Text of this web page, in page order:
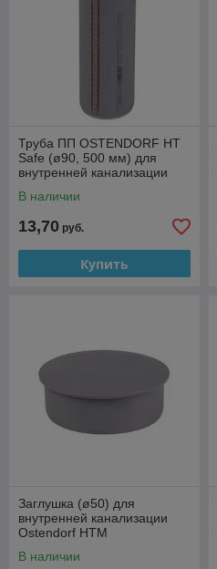
Труба ПП OSTENDORF HT
Safe (ø90, 500 мм) для
внутренней канализации
В наличии
13,70 руб.
Купить
Заглушка (ø50) для
внутренней канализации
Ostendorf HTM
В наличии